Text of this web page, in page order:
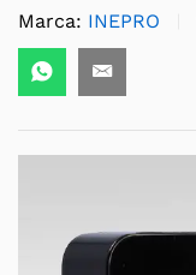
Marca: INEPRO